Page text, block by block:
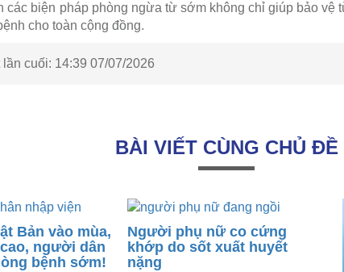
các biện pháp phòng ngừa từ sớm không chỉ giúp bảo vệ
cho toàn cộng đồng.
lần cuối: 14:39 07/07/2026
BÀI VIẾT CÙNG CHỦ ĐỀ
Bản vào mùa,
người dân
bệnh sớm!
Người phụ nữ co cứng
khớp do sốt xuất huyết
nặng